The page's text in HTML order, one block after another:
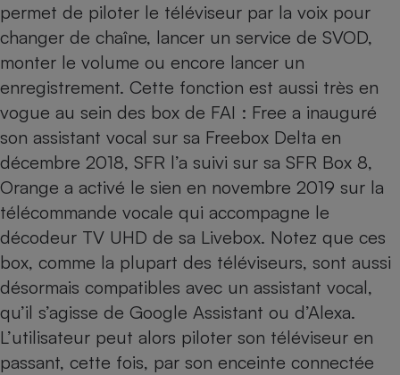
permet de piloter le téléviseur par la voix pour
changer de chaîne, lancer un service de SVOD,
monter le volume ou encore lancer un
enregistrement. Cette fonction est aussi très en
vogue au sein des box de FAI : Free a inauguré
son assistant vocal sur sa Freebox Delta en
décembre 2018, SFR l’a suivi sur sa SFR Box 8,
Orange a activé le sien en novembre 2019 sur la
télécommande vocale qui accompagne le
décodeur TV UHD de sa Livebox. Notez que ces
box, comme la plupart des téléviseurs, sont aussi
désormais compatibles avec un assistant vocal,
qu’il s’agisse de Google Assistant ou d’Alexa.
L’utilisateur peut alors piloter son téléviseur en
passant, cette fois, par son enceinte connectée